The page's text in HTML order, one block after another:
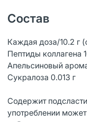
Состав
Каждая доза/10.2 г
Пептиды коллагена
Апельсиновый
Сукралоза 0.013 г
Содержит
употреблении